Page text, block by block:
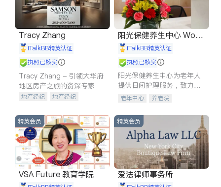
Tracy Zhang
iTalkBB精英认证
执照已核实
Tracy Zhang - 引领大华府
地区房产之旅的资深专家
地产经纪
地产经纪
商铺租售
开发商建商
阳光保健养生中心 World
shine
iTalkBB精英认证
执照已核实
阳光保健养生中心为老年人
提供日间护理服务，致力于
通过持续的护理创新来有效
老年中心 养老院
精英会员
VSA Future 教育学院
精英会员
爱法律师事务所